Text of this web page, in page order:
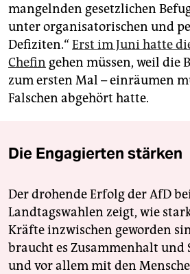
mangelnden gesetzlichen
unter organisatorischen und
Defiziten.“ Erst im Juni hatte
Chefin gehen müssen, weil die
zum ersten Mal – einräumen
Falschen abgehört hatte.
Die Engagierten stärken
Der drohende Erfolg der AfD
Landtagswahlen zeigt, wie
Kräfte inzwischen geworden
braucht es Zusammenhalt und
und vor allem mit den